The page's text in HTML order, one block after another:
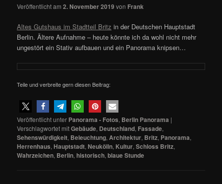
Veröffentlicht am2. November 2019 von Frank
Altes Gutshaus im Stadtteil Britz in der Deutschen Hauptstadt
Berlin. Ältere Aufnahme – heute könnte ich da wohl nicht mehr
ungestört ein Stativ aufbauen und ein Panorama knipsen…
Teile und verbreite gern diesen Beitrag:
Veröffentlicht unter Panorama - Fotos, Berlin Panorama |
Verschlagwortet mitGebäude, Deutschland, Fassade,
Sehenswürdigkeit, Beleuchtung, Architektur, Britz, Panorama,
Herrenhaus, Hauptstadt, Neukölln, Kultur,Schloss Britz,
Wahrzeichen, Berlin,historisch,blaue Stunde